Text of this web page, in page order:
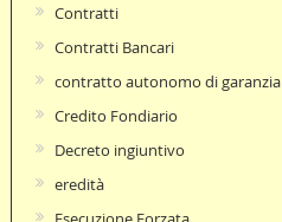
Contratti
Contratti Bancari
contratto autonomo di garanzia
Credito Fondiario
Decreto ingiuntivo
eredità